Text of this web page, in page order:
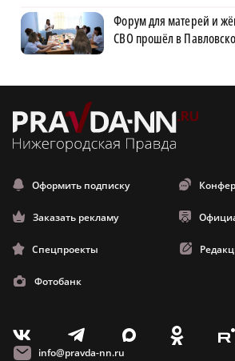
Форум для матерей и
СВО прошёл в
Оформить подписку
Заказать рекламу
Спецпроекты
Фотобанк
V T X O E
info@pravda-nn.ru